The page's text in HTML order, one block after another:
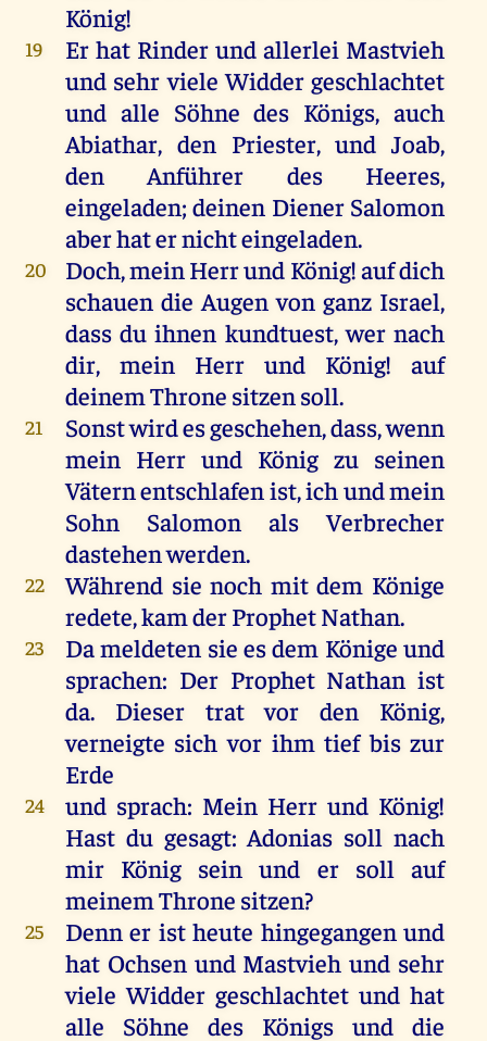
König!
19
Er hat Rinder und allerlei Mastvieh
und sehr viele Widder geschlachtet
und alle Söhne des Königs, auch
Abiathar, den Priester, und Joab,
den Anführer des Heeres,
eingeladen; deinen Diener Salomon
aber hat er nicht eingeladen.
20
Doch, mein Herr und König! auf dich
schauen die Augen von ganz Israel,
dass du ihnen kundtuest, wer nach
dir, mein Herr und König! auf
deinem Throne sitzen soll.
21
Sonst wird es geschehen, dass, wenn
mein Herr und König zu seinen
Vätern entschlafen ist, ich und mein
Sohn Salomon als Verbrecher
dastehen werden.
22
Während sie noch mit dem Könige
redete, kam der Prophet Nathan.
23
Da meldeten sie es dem Könige und
sprachen: Der Prophet Nathan ist
da. Dieser trat vor den König,
verneigte sich vor ihm tief bis zur
Erde
24
und sprach: Mein Herr und König!
Hast du gesagt: Adonias soll nach
mir König sein und er soll auf
meinem Throne sitzen?
25
Denn er ist heute hingegangen und
hat Ochsen und Mastvieh und sehr
viele Widder geschlachtet und hat
alle Söhne des Königs und die